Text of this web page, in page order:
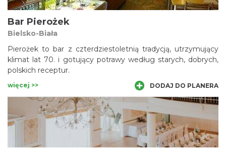
Bar Pierożek
Bielsko-Biała
Pierożek to bar z czterdziestoletnią tradycją, utrzymujący
klimat lat 70. i gotujący potrawy według starych, dobrych,
polskich receptur.
więcej >> DODAJ DO PLANERA